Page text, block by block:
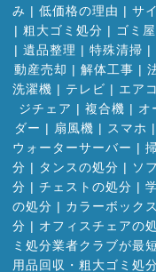
み | 低価格の理由 | サ
| 粗大ゴミ処分 | ゴミ
| 遺品整理 | 特殊清掃 |
動産売却 | 解体工事 |
洗濯機 | テレビ | エア
ジチェア | 複合機 | オ
ダー | 扇風機 | スマホ |
ウォーターサーバー |
分 | タンスの処分 | ソ
分 | チェストの処分 |
の処分 | カラーボック
分 | オフィスチェアの
ミ処分業者クラブが最
用品回収・粗大ゴミ処